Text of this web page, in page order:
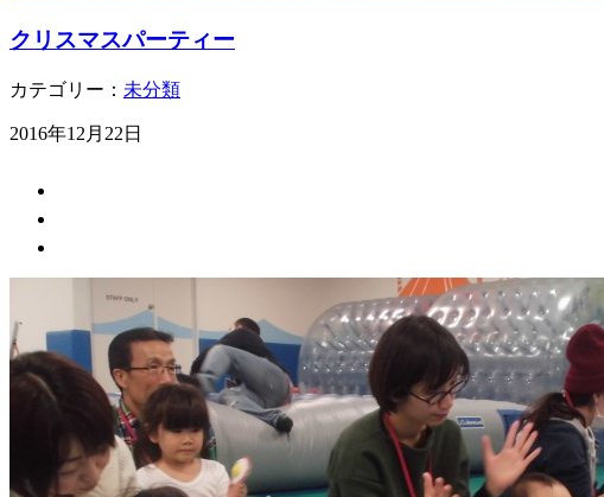
クリスマスパーティー
カテゴリー： 未分類
2016年12月22日